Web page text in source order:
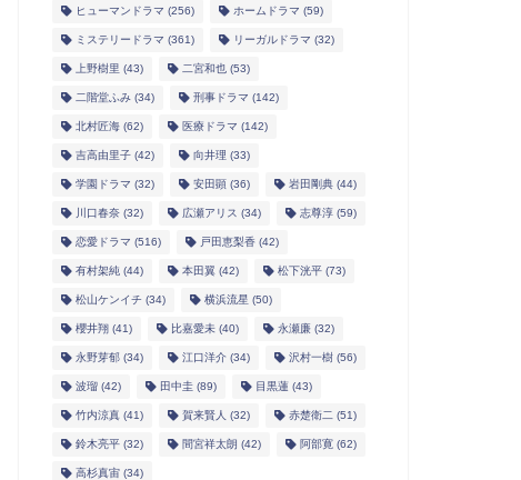
ヒューマンドラマ (256) ホームドラマ (59)
ミステリードラマ (361) リーガルドラマ (32)
上野樹里 (43) 二宮和也 (53)
二階堂ふみ(34) 刑事ドラマ (142)
北村匠海(62) 医療ドラマ (142)
吉高由里子(42) 向井理 (33)
学園ドラマ (32) 安田顕(36) 岩田剛典(44)
川口春奈(32) 広瀬アリス (34) 志尊淳(59)
恋愛ドラマ (516) 戸田恵梨香(42)
有村架純 (44) 本田翼 (42) 松下洸平(73)
松山ケンイチ(34) 横浜流星 (50)
櫻井翔(41) 比嘉愛未(40) 永瀬廉(32)
永野芽郁(34) 江口洋介(34) 沢村一樹(56)
波瑠(42) 田中圭(89) 目黒蓮(43)
竹内涼真 (41) 賀来賢人 (32) 赤楚衛二 (51)
鈴木亮平(32) 間宮祥太朗 (42) 阿部寛(62)
高杉真宙(34)